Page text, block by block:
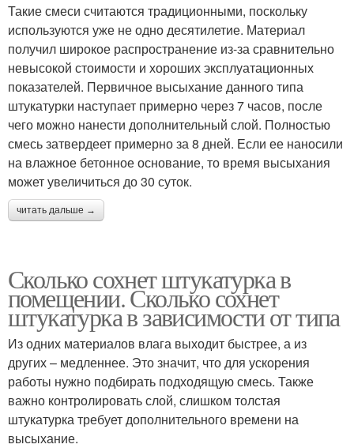
Такие смеси считаются традиционными, поскольку
используются уже не одно десятилетие. Материал
получил широкое распространение из-за сравнительно
невысокой стоимости и хороших эксплуатационных
показателей. Первичное высыхание данного типа
штукатурки наступает примерно через 7 часов, после
чего можно нанести дополнительный слой. Полностью
смесь затвердеет примерно за 8 дней. Если ее наносили
на влажное бетонное основание, то время высыхания
может увеличиться до 30 суток.
читать дальше →
Сколько сохнет штукатурка в
помещении. Сколько сохнет
штукатурка в зависимости от типа
Из одних материалов влага выходит быстрее, а из
других – медленнее. Это значит, что для ускорения
работы нужно подбирать подходящую смесь. Также
важно контролировать слой, слишком толстая
штукатурка требует дополнительного времени на
высыхание.